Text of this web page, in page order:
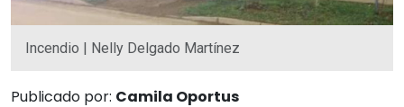
Incendio | Nelly Delgado Martínez
Publicado por: Camila Oportus